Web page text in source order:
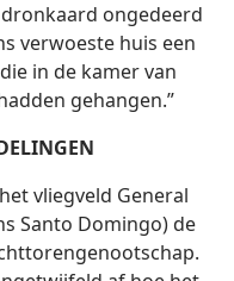
ongedeerd
verwoeste huis een
in de kamer van
gehangen.”
vliegveld General
Santo Domingo) de